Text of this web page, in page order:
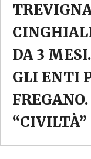
DA 3
GLI ENTI
“CIVILTÀ”